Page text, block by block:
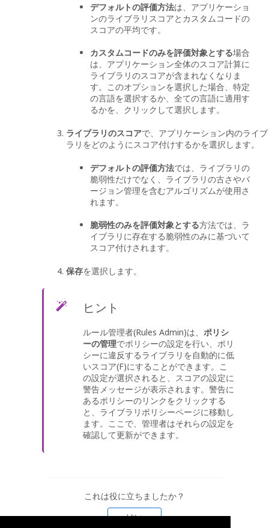
デフォルトの評価方法は、アプリケーショ
ンのライブラリスコアとカスタムコードの
スコアの平均です。
カスタムコードのみを評価対象とする場合
は、アプリケーション全体のスコア計算に
ライブラリのスコアが含まれなくなりま
す。このオプションを選択した場合、特定
の言語を選択するか、全ての言語に適用す
るかを、クリックして選択します。
ライブラリのスコアで、アプリケーション内のライブ
ラリをどのようにスコア付けするかを選択します。
デフォルトの評価方法では、ライブラリの
脆弱性だけでなく、ライブラリの古さやバ
ージョン管理を含むアルゴリズムが使用さ
れます。
脆弱性のみを評価対象とする方法では、ラ
イブラリに存在する脆弱性のみに基づいて
スコア付けされます。
保存を選択します。
ヒント
ルール管理者(Rules Admin)は、 ポリシ
ーの管理でポリシーの設定を行い、ポリ
シーに違反するライブラリを自動的に低
いスコア(F)にすることができます。こ
の設定が選択されると、スコアの設定に
警告メッセージが表示されます。警告に
あるポリシーのリンクをクリックする
と、ライブラリポリシーページに移動し
ます。ここで、管理者はそれらの設定を
確認して更新ができます。
これは役に立ちましたか？
はい